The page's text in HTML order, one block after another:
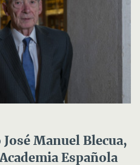
José Manuel Blecua,
Española